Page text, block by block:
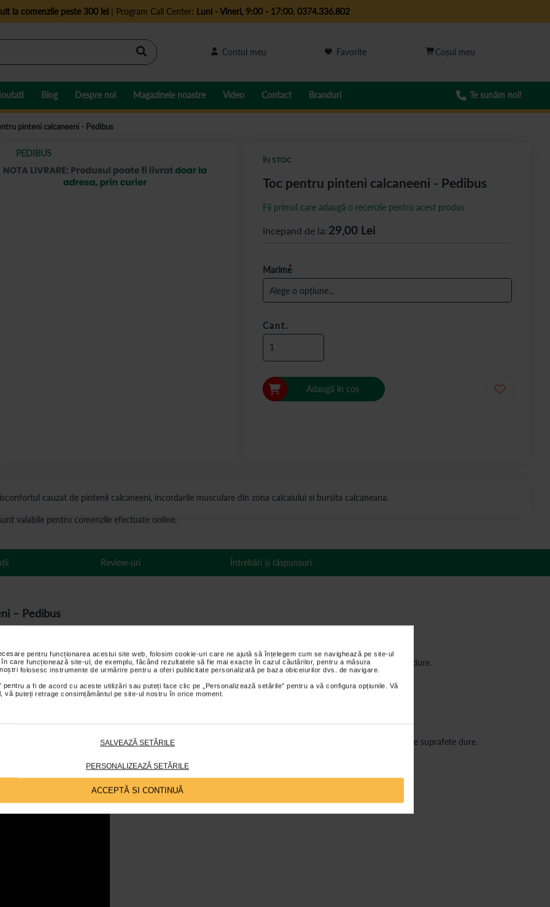
pentru funcționarea acestui site web, folosim cookie-uri care ne ajută să înțelegem cum se navighează pe site-ul
care funcționează site-ul, de exemplu, făcând rezultatele să fie mai exacte în cazul căutărilor, pentru a măsura
folosesc instrumente de urmărire pentru a oferi publicitate personalizată pe baza obiceiurilor dvs. de navigare.
pentru a fi de acord cu aceste utilizări sau puteți face clic pe „Personalizează setările” pentru a vă configura opțiunile. Vă
puteți retrage consimțământul pe site-ul nostru în orice moment.
SALVEAZĂ SETĂRILE
PERSONALIZEAZĂ SETĂRILE
ACCEPTĂ SI CONTINUĂ
la comenzile peste 300 lei| Program Call Center: Luni - Vineri, 9:00 - 17:00, 0374.336.802
Cautare Contul meu Favorite
Blog Despre noi Magazinele noastre Video Contact Branduri Te sunăm noi!
pinteni calcaneeni - Pedibus
PEDIBUS
cauzat de pintenii calcaneeni, incordarile musculare din zona calcaiului si bursita calcaneana.
Toc pentru pinteni calcaneeni - Pedibus
ÎN STOC
Fii primul care adaugă o recenzie pentru acest produs
începand de la 29,00Lei
Marime
Cant.
Adaugă în coș
valabile pentru comenzile efectuate online.
– Pedibus
afectata este muscular. Tocul este conceput formei anatomice a piciorului.
cu orificiu detasabil (gaura) pentru pinten calcaneu.
si al spatelui, provocat de impactul puternic pe care il resimtim de fiecare data cand mergem pe suprafete dure.
– Pedibus
al picioarelor si al spatelui, provocat de impactul puternic pe care il resimtiti de fiecare data cand mergeti pe suprafete dure.
Review-uri Întrebări și răspunsuri